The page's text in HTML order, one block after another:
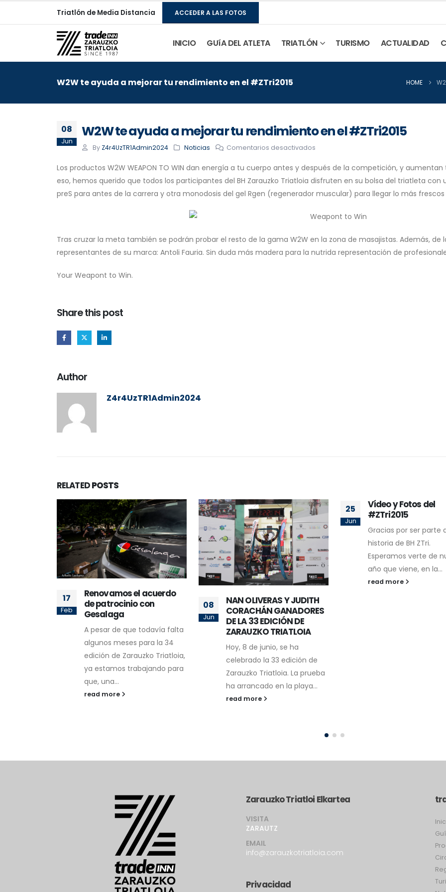
Triatlón de Media Distancia ACCEDER A LAS FOTOS
INICIO GUíA DEL ATLETA TRIATLÓN TURISMO ACTUALIDAD
W2W te ayuda a mejorar tu rendimiento en el #ZTri2015 HOME
08
Jun
W2W te ayuda a mejorar tu rendimiento en el #ZTri2015
By Z4r4UzTR1Admin2024 Noticias Comentarios desactivados
Los productos W2W WEAPON TO WIN dan energía a tu cuerpo antes y después de la competición, y
eso, hemos querido que todos los participantes del BH Zarauzko Triatloia disfruten en su bolsa del triatleta
preS para antes de la carrera y otra monodosis del gel Rgen (regenerador muscular) para llegar lo más
Tras cruzar la meta también se podrán probar el resto de la gama W2W en la zona de masajistas. Además, de
representantes de su marca: Antoli Fauria. Sin duda más madera para la nutrida representación de
Your Weapont to Win.
Share this post
Author
Z4r4UzTR1Admin2024
RELATEDPOSTS
08
Jun
NAN OLIVERAS Y JUDITH
CORACHÁN GANADORES
DE LA 33 EDICIÓN DE
ZARAUZKO TRIATLOIA
Hoy, 8 de junio, se ha
celebrado la 33 edición de
Zarauzko Triatloia. La prueba
ha arrancado en la playa...
read more
25
Vídeo y Fotos del
#ZTri2015
Gracias por ser parte de la
historia de BH ZTri.
Esperamos verte de nuevo el
año que viene, en la...
read more
31
May
El ZTri se hermana
Desafío Doñana
El BH Zarauzko Triatloia
siempre se ha
una prueba diferente,
distancia en la
su muro...
Zarauzko Triatloi Elkartea
VISITA
ZARAUTZ
EMAIL
info@zarauzkotriatloia.com
Privacidad